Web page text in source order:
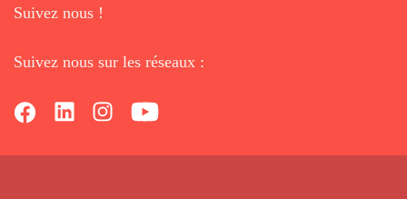
Suivez nous !
Suivez nous sur les réseaux :